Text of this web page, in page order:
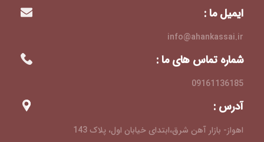
ایمیل ما :
info@ahankassai.ir
شماره تماس های ما :
09161136185
آدرس :
اهواز- بازار آهن شرق،ابتدای خیابان اول، پلاک 143